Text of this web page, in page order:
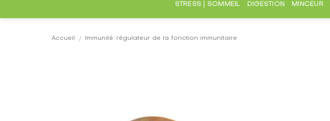
STRESS | SOMMEIL DIGESTION MINCEUR
Accueil / Immunité: régulateur de la fonction immunitaire